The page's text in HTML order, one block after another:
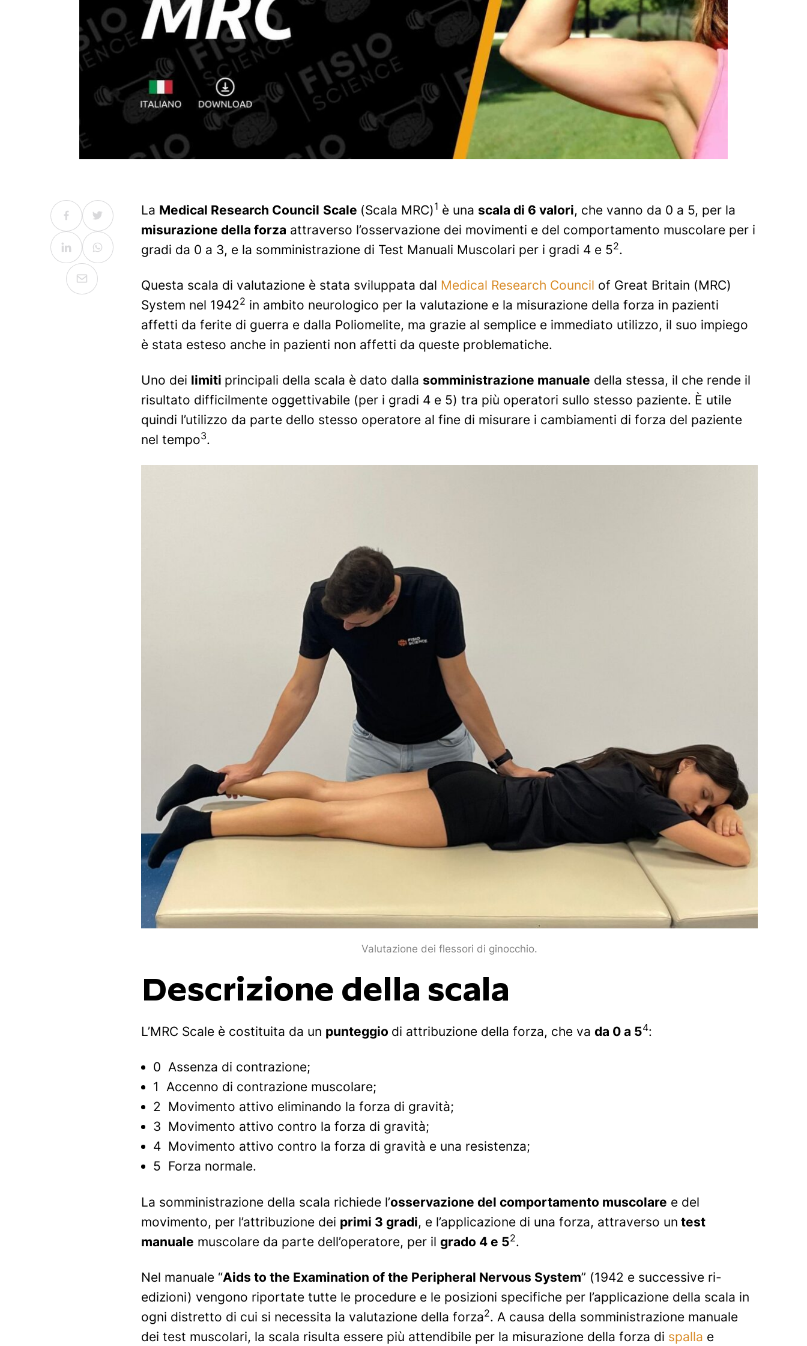
La Medical Research Council Scale (Scala MRC)1 è una scala di 6 valori, che vanno da 0 a 5, per la
misurazione della forza attraverso l’osservazione dei movimenti e del comportamento muscolare per i
gradi da 0 a 3, e la somministrazione di Test Manuali Muscolari per i gradi 4 e 52.
Questa scala di valutazione è stata sviluppata dal Medical Research Council of Great Britain (MRC)
System nel 19422 in ambito neurologico per la valutazione e la misurazione della forza in pazienti
affetti da ferite di guerra e dalla Poliomelite, ma grazie al semplice e immediato utilizzo, il suo impiego
è stata esteso anche in pazienti non affetti da queste problematiche.
Uno dei limiti principali della scala è dato dalla somministrazione manuale della stessa, il che rende il
risultato difficilmente oggettivabile (per i gradi 4 e 5) tra più operatori sullo stesso paziente. È utile
quindi l’utilizzo da parte dello stesso operatore al fine di misurare i cambiamenti di forza del paziente
nel tempo3.
Valutazione dei flessori di ginocchio.
Descrizione della scala
L’MRC Scale è costituita da un punteggio di attribuzione della forza, che va da 0 a 54:
0 Assenza di contrazione;
1 Accenno di contrazione muscolare;
2 Movimento attivo eliminando la forza di gravità;
3 Movimento attivo contro la forza di gravità;
4 Movimento attivo contro la forza di gravità e una resistenza;
5 Forza normale.
La somministrazione della scala richiede l’osservazione del comportamento muscolare e del
movimento, per l’attribuzione dei primi 3 gradi, e l’applicazione di una forza, attraverso un test
manuale muscolare da parte dell’operatore, per il grado 4 e 52.
Nel manuale “Aids to the Examination of the Peripheral Nervous System” (1942 e successive ri-
edizioni) vengono riportate tutte le procedure e le posizioni specifiche per l’applicazione della scala in
ogni distretto di cui si necessita la valutazione della forza2. A causa della somministrazione manuale
dei test muscolari, la scala risulta essere più attendibile per la misurazione della forza di spalla e